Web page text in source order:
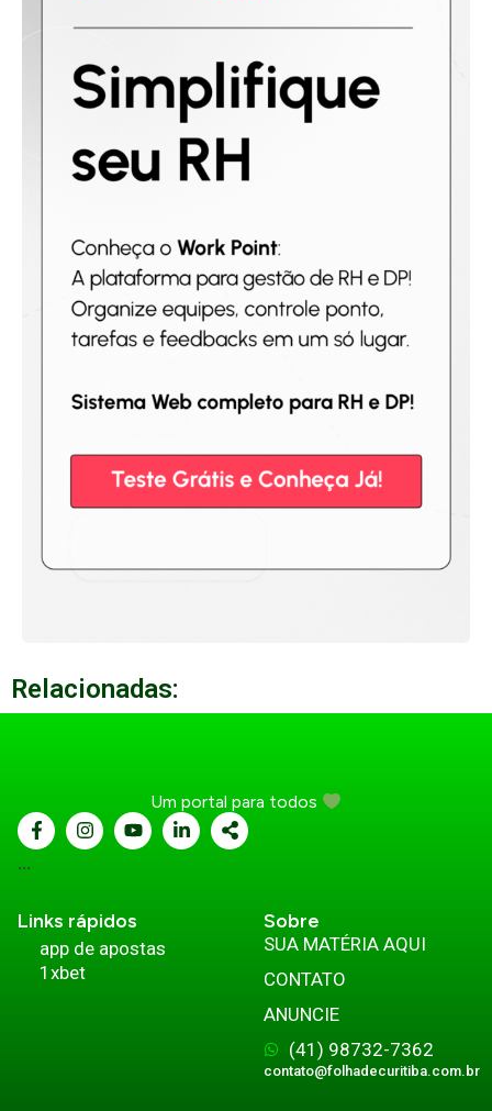
Relacionadas:
Um portal para todos
...
Links rápidos
app de apostas
1xbet
Sobre
SUA MATÉRIA AQUI
CONTATO
ANUNCIE
(41) 98732-7362
contato@folhadecuritiba.com.br